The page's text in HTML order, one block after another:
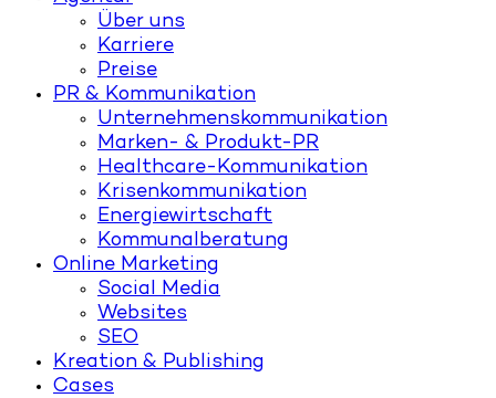
Über uns
Karriere
Preise
PR & Kommunikation
Unternehmenskommunikation
Marken- & Produkt-PR
Healthcare-Kommunikation
Krisenkommunikation
Energiewirtschaft
Kommunalberatung
Online Marketing
Social Media
Websites
SEO
Kreation & Publishing
Cases